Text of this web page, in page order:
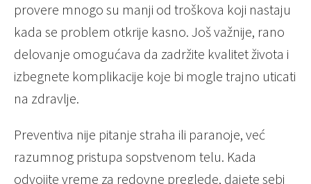
provere mnogo su manji od troškova koji nastaju
kada se problem otkrije kasno. Još važnije, rano
delovanje omogućava da zadržite kvalitet života i
izbegnete komplikacije koje bi mogle trajno uticati
na zdravlje.
Preventiva nije pitanje straha ili paranoje, već
razumnog pristupa sopstvenom telu. Kada
odvojite vreme za redovne preglede, dajete sebi